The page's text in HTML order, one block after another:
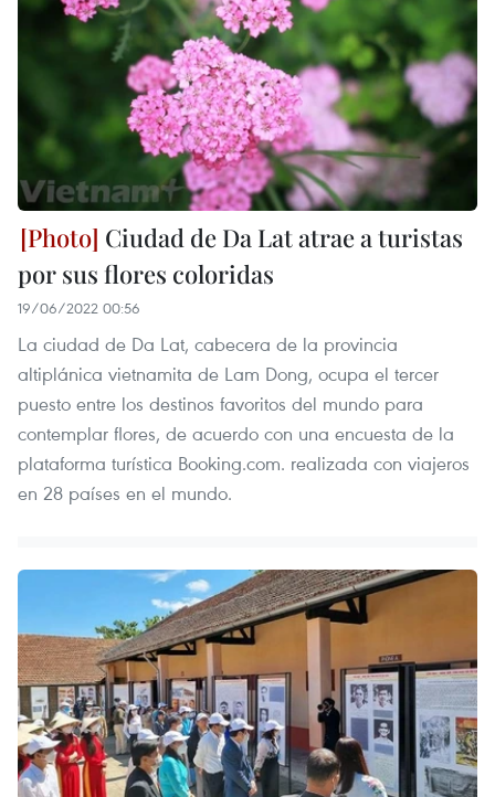
Ciudad de Da Lat atrae a turistas
por sus flores coloridas
19/06/2022 00:56
La ciudad de Da Lat, cabecera de la provincia
altiplánica vietnamita de Lam Dong, ocupa el tercer
puesto entre los destinos favoritos del mundo para
contemplar flores, de acuerdo con una encuesta de la
plataforma turística Booking.com. realizada con viajeros
en 28 países en el mundo.